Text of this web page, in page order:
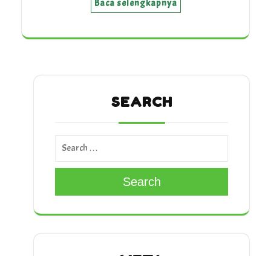
Baca selengkapnya
SEARCH
Search